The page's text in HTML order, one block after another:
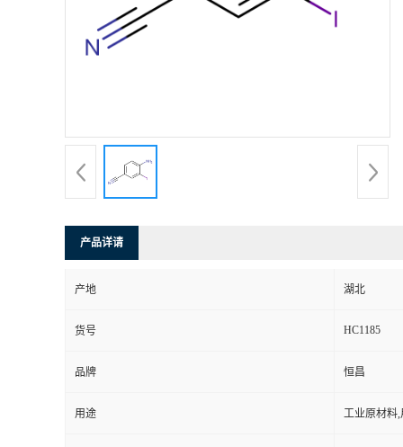
产品详请
产地 湖北
货号 HC1185
品牌 恒昌
用途 工业原材料